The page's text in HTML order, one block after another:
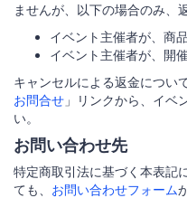
ませんが、以下の場合のみ、
イベント主催者が、商
イベント主催者が、開
キャンセルによる返金につい
お問合せ 」リンクから、イベ
い。
お問い合わせ先
特定商取引法に基づく本表記
ても、 お問い合わせフォーム